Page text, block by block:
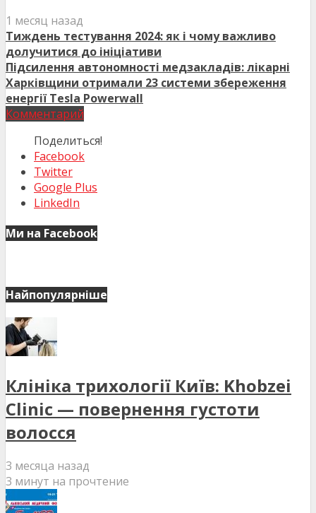
1 месяц назад
Тиждень тестування 2024: як і чому важливо
долучитися до ініціативи
Підсилення автономності медзакладів: лікарні
Харківщини отримали 23 системи збереження
енергії Tesla Powerwall
Комментарий
Поделиться!
Facebook
Twitter
Google Plus
LinkedIn
Ми на Facebook
Найпопулярніше
Клініка трихології Київ: Khobzei
Clinic — повернення густоти
волосся
3 месяца назад
3 минут на прочтение